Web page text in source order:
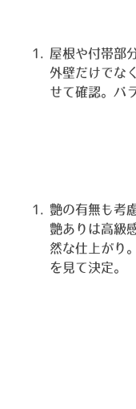
屋根や付帯部
外壁だけでな
せて確認。バ
艶の有無も考
艶ありは高級
然な仕上がり
を見て決定。